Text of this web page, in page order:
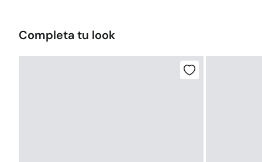
Completa tu look